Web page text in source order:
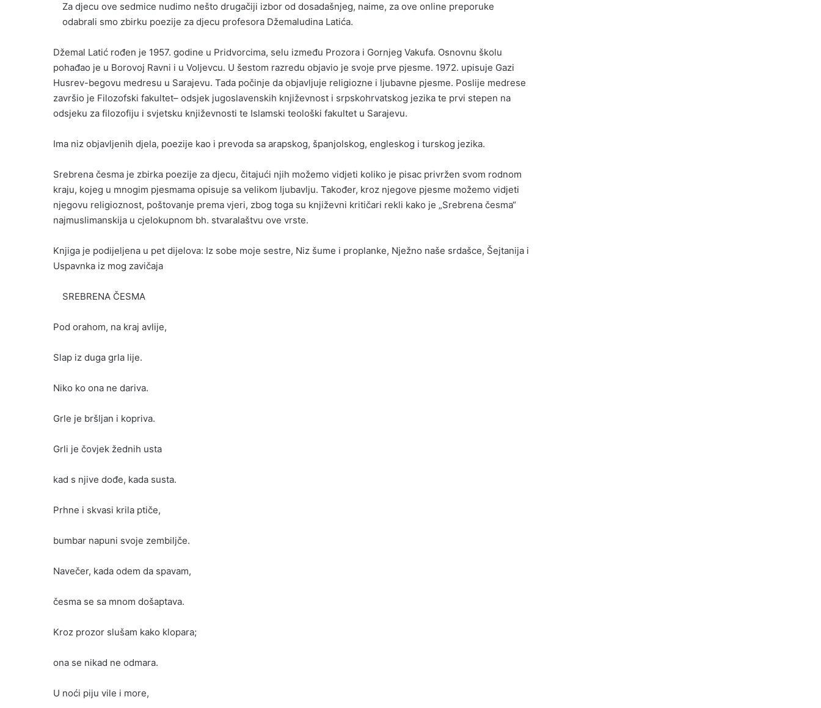
Za djecu ove sedmice nudimo nešto drugačiji izbor od dosadašnjeg, naime, za ove online preporuke
odabrali smo zbirku poezije za djecu profesora Džemaludina Latića.
Džemal Latić rođen je 1957. godine u Pridvorcima, selu između Prozora i Gornjeg Vakufa. Osnovnu školu
pohađao je u Borovoj Ravni i u Voljevcu. U šestom razredu objavio je svoje prve pjesme. 1972. upisuje Gazi
Husrev-begovu medresu u Sarajevu. Tada počinje da objavljuje religiozne i ljubavne pjesme. Poslije medrese
završio je Filozofski fakultet– odsjek jugoslavenskih književnost i srpskohrvatskog jezika te prvi stepen na
odsjeku za filozofiju i svjetsku književnosti te Islamski teološki fakultet u Sarajevu.
Ima niz objavljenih djela, poezije kao i prevoda sa arapskog, španjolskog, engleskog i turskog jezika.
Srebrena česma je zbirka poezije za djecu, čitajući njih možemo vidjeti koliko je pisac privržen svom rodnom
kraju, kojeg u mnogim pjesmama opisuje sa velikom ljubavlju. Također, kroz njegove pjesme možemo vidjeti
njegovu religioznost, poštovanje prema vjeri, zbog toga su književni kritičari rekli kako je „Srebrena česma“
najmuslimanskija u cjelokupnom bh. stvaralaštvu ove vrste.
Knjiga je podijeljena u pet dijelova: Iz sobe moje sestre, Niz šume i proplanke, Nježno naše srdašce, Šejtanija i
Uspavnka iz mog zavičaja
SREBRENA ČESMA
Pod orahom, na kraj avlije,
Slap iz duga grla lije.
Niko ko ona ne dariva.
Grle je bršljan i kopriva.
Grli je čovjek žednih usta
kad s njive dođe, kada susta.
Prhne i skvasi krila ptiče,
bumbar napuni svoje zembiljče.
Navečer, kada odem da spavam,
česma se sa mnom došaptava.
Kroz prozor slušam kako klopara;
ona se nikad ne odmara.
U noći piju vile i more,